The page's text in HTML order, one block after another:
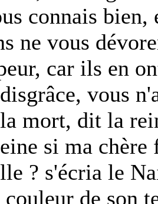
connais bien,
ne vous
car ils en
vous
mort, dit la
si ma
? s'écria le
couleur de son